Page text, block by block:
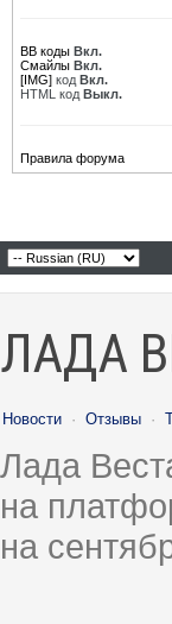
BB коды Вкл.
Смайлы Вкл.
[IMG] код Вкл.
HTML код Выкл.
Правила форума
ЛАДА
Новости · Отзывы ·
Лада
на
на